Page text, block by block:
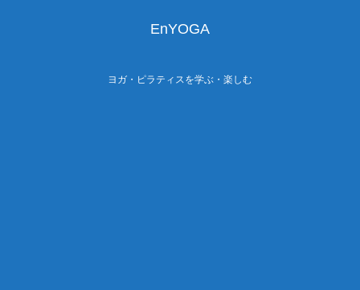
EnYOGA
ヨガ・ピラティスを学ぶ・楽しむ